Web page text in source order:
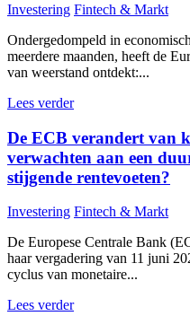
Investering Fintech & Markt
Ondergedompeld in
meerdere maanden, heeft de
van weerstand ontdekt:...
Lees verder
De ECB verandert van
verwachten aan een
stijgende rentevoeten?
Investering Fintech & Markt
De Europese Centrale Bank
haar vergadering van 11 juni
cyclus van monetaire...
Lees verder